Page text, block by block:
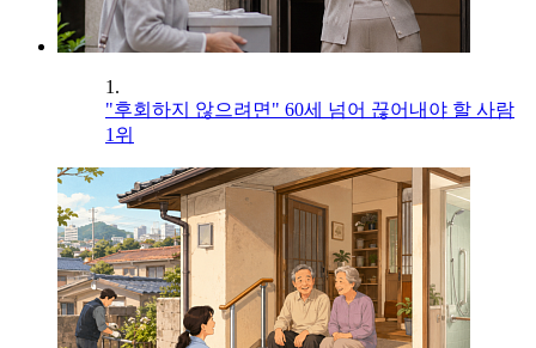
1.
"후회하지 않으려면" 60세 넘어 끊어내야 할 사람
1위